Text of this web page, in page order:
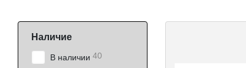
Наличие
В наличии 40